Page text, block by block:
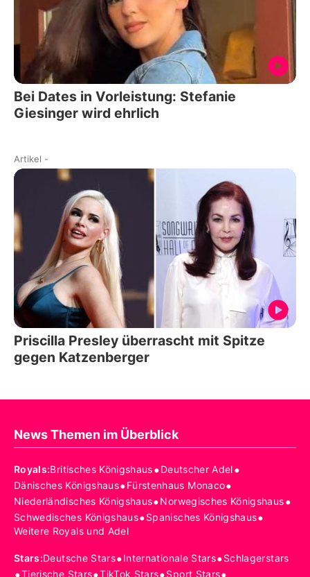
Bei Dates in Vorleistung: Stefanie
Giesinger wird ehrlich
Artikel -
Priscilla Presley überrascht mit Spitze
gegen Katzenberger
News Themen im Überblick
Royals:Britisches Königshaus•Deutscher Adel•
Dänisches Königshaus•Fürstenhaus Monaco•
Niederländisches Königshaus•Norwegisches Königshaus•
Schwedisches Königshaus•Spanisches Königshaus•
Weitere Royals und Adel
Stars:Deutsche Stars•Internationale Stars•Schlagerstars
Tierische Stars TikTok Stars Sport Stars